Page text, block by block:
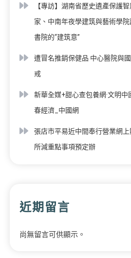
【專訪】湖南省歷史遺產保護
家、中南年夜學建筑與藝術學
書院的“建筑意”
遭冒名推銷保健品 中心醫院與
戒
新華全媒+甜心查包養網·文明
春經濟_中國網
張店市平易近中間奉行營業網
所減重點事項預定辦
近期留言
尚無留言可供顯示。